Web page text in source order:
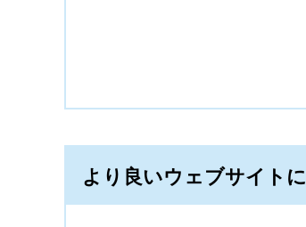
より良いウェブサイト